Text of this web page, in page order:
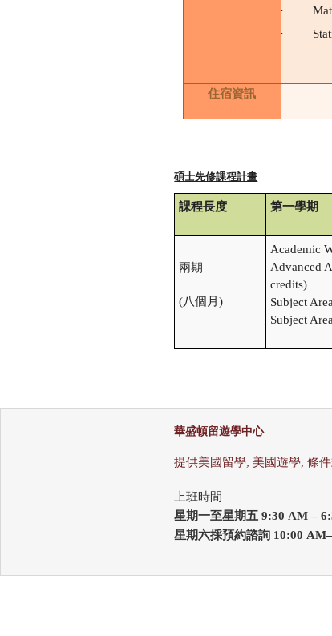
·
·
住宿資訊
碩士先修課程計畫
課程長度 第一學期
兩期
(八個月)
Academic
Advanced
credits)
Subject
Subject
華盛頓留遊學中心
提供美國留學, 美國遊學, 條
上班時間
星期一至星期五 9:30 AM –
星期六採預約諮詢 10:00